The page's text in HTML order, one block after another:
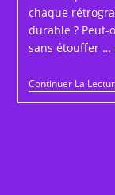
chaque
durable ? Peut-
sans étouffer …
Continuer La